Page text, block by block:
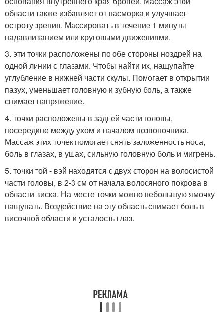
области также избавляет от насморка и улучшает
остроту зрения. Массировать в течение 1 минуты
надавливанием или круговыми движениями.
3. эти точки расположены по обе стороны ноздрей на
одной линии с глазами. Чтобы найти их, нащупайте
углубление в нижней части скулы. Помогает в открытии
пазух, уменьшает головную и зубную боль, а также
снимает напряжение.
4. точки расположены в задней части головы,
посередине между ухом и началом позвоночника.
Массаж этих точек помогает снять заложенность носа,
боль в глазах, в ушах, сильную головную боль и мигрень.
5. точки той - вэй находятся с двух сторон на волосистой
части головы, в 2-3 см от начала волосяного покрова в
области виска. На месте точки можно небольшую ямочку
нащупать. Воздействие на эту область снимает боль в
височной области и усталость глаз.